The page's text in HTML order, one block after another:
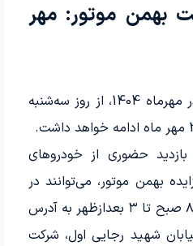
بهمن موتور: مهر
مزایده آنلاین گروه بهمن در مهرماه 1404، از روز سه‌شنبه
حضوری از خودروهای
بهمن موتور، می‌توانند در
تاریخ‌های معین، از ساعت ۸ صبح تا ۳ بعدازظهر به آدرس
شهید رجایی اول، شرکت